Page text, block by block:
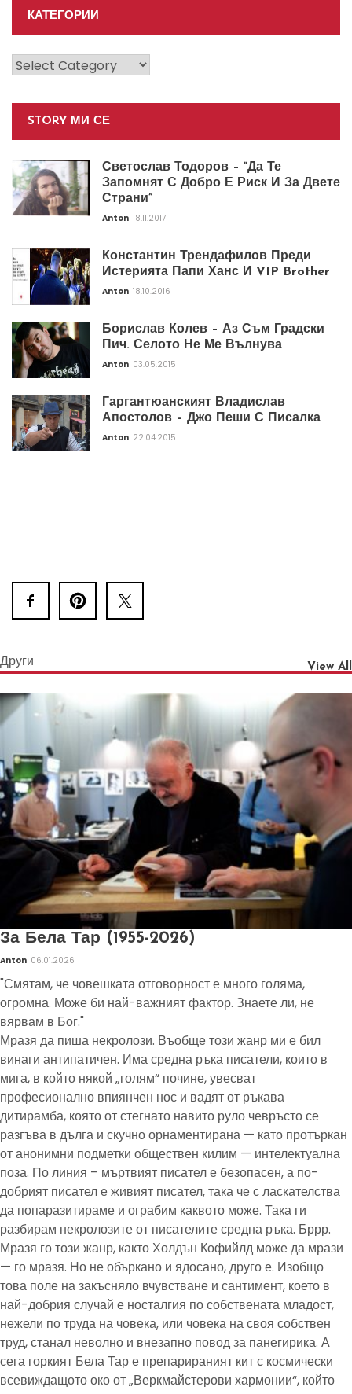
КАТЕГОРИИ
Категории
STORY МИ СЕ
Светослав Тодоров – “Да Те
Запомнят С Добро Е Риск И За Двете
Страни”
Anton 18.11.2017
Константин Трендафилов Преди
Истерията Папи Ханс И VIP Brother
Anton 18.10.2016
Борислав Колев – Аз Съм Градски
Пич. Селото Не Ме Вълнува
Anton 03.05.2015
Гаргантюанският Владислав
Апостолов – Джо Пеши С Писалка
Anton 22.04.2015
Други View All
За Бела Тар (1955-2026)
Anton 06.01.2026
"Смятам, че човешката отговорност е много голяма,
огромна. Може би най-важният фактор. Знаете ли, не
вярвам в Бог."
Мразя да пиша некролози. Въобще този жанр ми е бил
винаги антипатичен. Има средна ръка писатели, които в
мига, в който някой „голям“ почине, увесват
професионално впиянчен нос и вадят от ръкава
дитирамба, която от стегнато навито руло чевръсто се
разгъва в дълга и скучно орнаментирана — като протъркан
от анонимни подметки обществен килим — интелектуална
поза. По линия – мъртвият писател е безопасен, а по-
добрият писател е живият писател, така че с ласкателства
да попаразитираме и ограбим каквото може. Така ги
разбирам некролозите от писателите средна ръка. Бррр.
Мразя го този жанр, както Холдън Кофийлд може да мрази
— го мразя. Но не объркано и ядосано, друго е. Изобщо
това поле на закъсняло вчувстване и сантимент, което в
най-добрия случай е носталгия по собствената младост,
нежели по труда на човека, или човека на своя собствен
труд, станал неволно и внезапно повод за панегирика. А
сега горкият Бела Тар е препарираният кит с космически
всевиждащото око от „Веркмайстерови хармонии“, който